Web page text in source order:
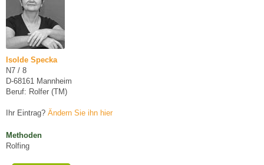
Isolde Specka
N7 / 8
D-68161 Mannheim
Beruf: Rolfer (TM)
Ihr Eintrag? Ändern Sie ihn hier
Methoden
Rolfing